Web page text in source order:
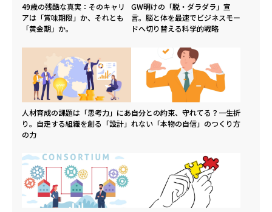
49歳の残酷な真実：そのキャリ
アは「賞味期限」か、それとも
「黄金期」か。
GW明けの「脱・ダラダラ」宣
言。脳と体を最速でビジネスモー
ドへ切り替える科学的戦略
人材育成の課題は「思考力」にあ
り。自走する組織を創る「設計」
の力
自分との約束、守れてる？一生折
れない「本物の自信」のつくり方